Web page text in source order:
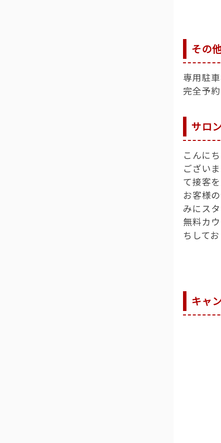
その
専用駐
完全予
サロ
こんに
ござい
て接客
お客様
みにス
無料カ
ちして
キャ